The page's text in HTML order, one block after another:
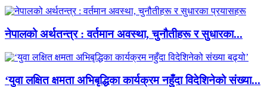
नेपालको अर्थतन्त्र : वर्तमान अवस्था, चुनौतीहरू र सुधारका...
‘युवा लक्षित क्षमता अभिबृद्धिका कार्यक्रम नहुँदा विदेशिनेको संख्या...